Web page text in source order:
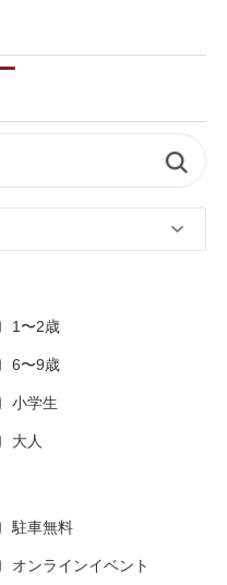
1〜2歳
6〜9歳
小学生
大人
駐車無料
オンラインイベント